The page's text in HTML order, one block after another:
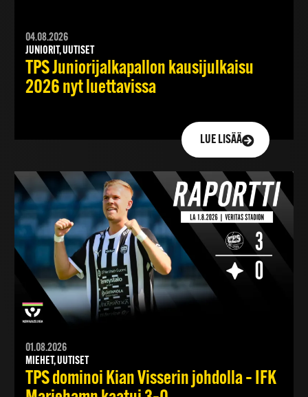
04.08.2026
JUNIORIT, UUTISET
TPS Juniorijalkapallon kausijulkaisu
2026 nyt luettavissa
LUE LISÄÄ
01.08.2026
MIEHET, UUTISET
TPS dominoi Kian Visserin johdolla – IFK